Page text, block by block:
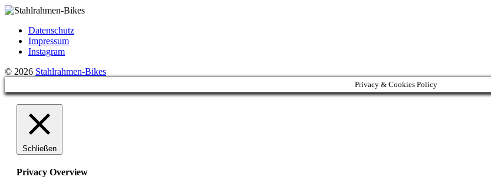
Datenschutz
Impressum
Instagram
© 2026 Stahlrahmen-Bikes
Privacy & Cookies Policy
Schließen
Privacy Overview